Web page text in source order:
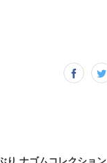
り ナゴムコレクション